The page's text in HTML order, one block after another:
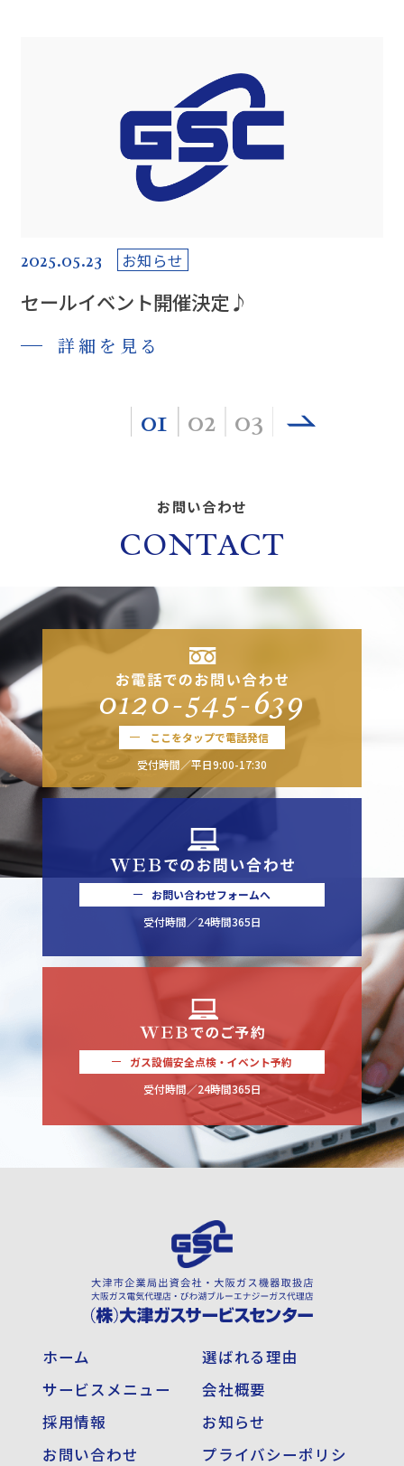
2025.05.23 お知らせ
セールイベント開催決定♪
詳細を見る
01 02 03
お問い合わせ
CONTACT
0120-545-639
ここをタップで電話発信
受付時間／平日9:00-17:30
お問い合わせフォームへ
受付時間／24時間365日
ガス設備安全点検・イベント予約
受付時間／24時間365日
ホーム
選ばれる理由
サービスメニュー
会社概要
採用情報
お知らせ
お問い合わせ
プライバシーポリシ